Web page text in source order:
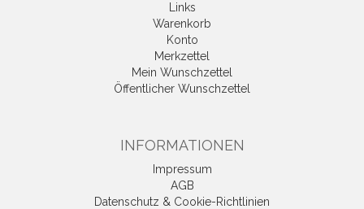
Links
Warenkorb
Konto
Merkzettel
Mein Wunschzettel
Öffentlicher Wunschzettel
INFORMATIONEN
Impressum
AGB
Datenschutz & Cookie-Richtlinien